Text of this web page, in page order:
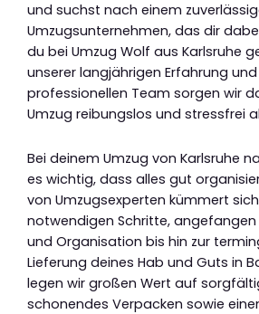
und suchst nach einem
Umzugsunternehmen, das dir
du bei Umzug Wolf aus Karlsruhe
unserer langjährigen Erfahrung
professionellen Team sorgen wir
Umzug reibungslos und stressfrei
Bei deinem Umzug von Karlsruhe
es wichtig, dass alles gut
von Umzugsexperten kümmert
notwendigen Schritte, angefangen
und Organisation bis hin zur
Lieferung deines Hab und Guts in
legen wir großen Wert auf
schonendes Verpacken sowie